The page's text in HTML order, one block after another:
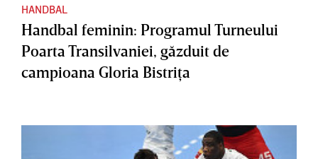
HANDBAL
Handbal feminin: Programul Turneului
Poarta Transilvaniei, găzduit de
campioana Gloria Bistriţa